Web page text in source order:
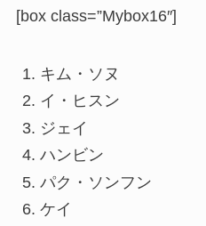
[box class=”Mybox16″]
キム・ソヌ
イ・ヒスン
ジェイ
ハンビン
パク・ソンフン
ケイ